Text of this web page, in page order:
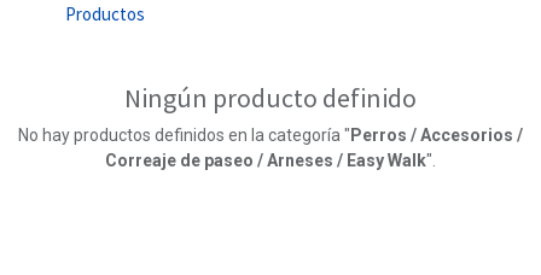
Productos
Ningún producto definido
No hay productos definidos en la categoría " Perros / Accesorios /
Correaje de paseo / Arneses / Easy Walk".